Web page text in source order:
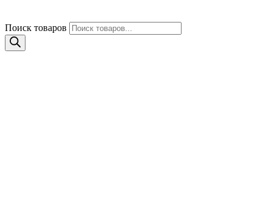
Поиск товаров